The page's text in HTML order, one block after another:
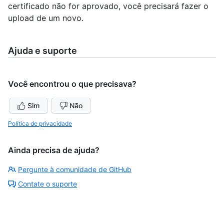
certificado não for aprovado, você precisará fazer o
upload de um novo.
Ajuda e suporte
Você encontrou o que precisava?
Sim Não
Política de privacidade
Ainda precisa de ajuda?
Pergunte à comunidade de GitHub
Contate o suporte